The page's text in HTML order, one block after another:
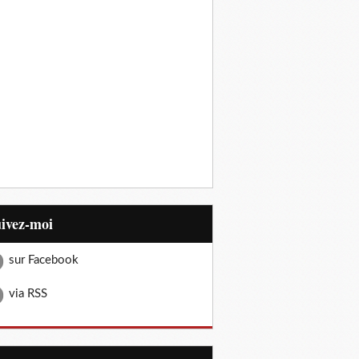
moi
sur Facebook
via RSS